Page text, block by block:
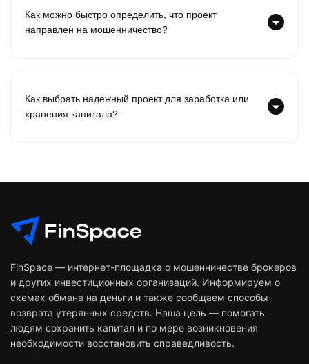
Как можно быстро определить, что проект
направлен на мошенничество?
Как выбрать надежный проект для заработка или
хранения капитала?
FinSpace — интернет-площадка о мошенничестве брокеров
и других инвестиционных организаций. Информируем о
схемах обмана на деньги и также сообщаем способы
возврата утерянных средств. Наша цель — помогать
людям сохранить капитал и по мере возникновения
необходимости восстановить справедливость.